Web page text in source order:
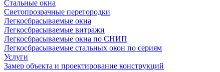
Стальные окна
Светопрозрачные перегородки
Легкосбрасываемые окна
Легкосбрасываемые витражи
Легкосбрасываемые окна по СНИП
Легкосбрасываемые стальных окон по сериям
Услуги
Замер объекта и проектирование конструкций